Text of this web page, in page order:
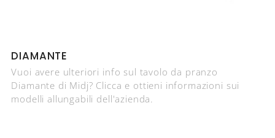
DIAMANTE
Vuoi avere ulteriori info sul tavolo da pranzo
Diamante di Midj? Clicca e ottieni informazioni sui
modelli allungabili dell'azienda.